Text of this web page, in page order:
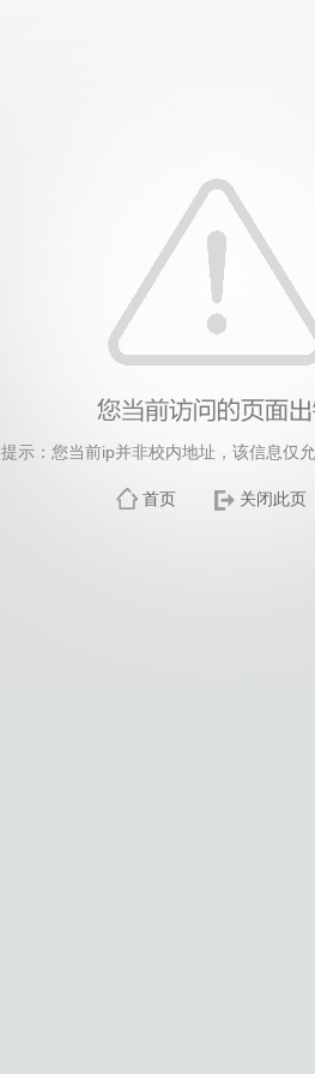
提示：您当前ip并非校内地址，该信息仅
首页 关闭此页